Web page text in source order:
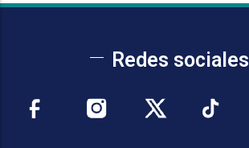
Redes sociales